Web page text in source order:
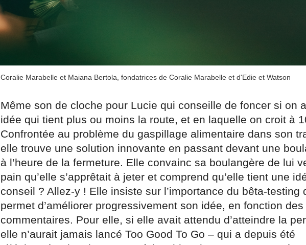
Coralie Marabelle et Maiana Bertola, fondatrices de Coralie Marabelle et d'Edie et Watson
Même son de cloche pour Lucie qui conseille de foncer si on
idée qui tient plus ou moins la route, et en laquelle on croit à
Confrontée au problème du gaspillage alimentaire dans son
elle trouve une solution innovante en passant devant une
à l’heure de la fermeture. Elle convainc sa boulangère de lui
pain qu’elle s’apprêtait à jeter et comprend qu’elle tient une
conseil ? Allez-y ! Elle insiste sur l’importance du bêta-testing
permet d’améliorer progressivement son idée, en fonction des
commentaires. Pour elle, si elle avait attendu d’atteindre la
elle n’aurait jamais lancé Too Good To Go – qui a depuis été